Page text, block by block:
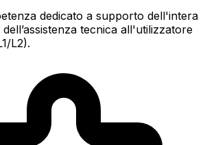
dedicato a supporto dell'intera
tecnica all'utilizzatore
L2).